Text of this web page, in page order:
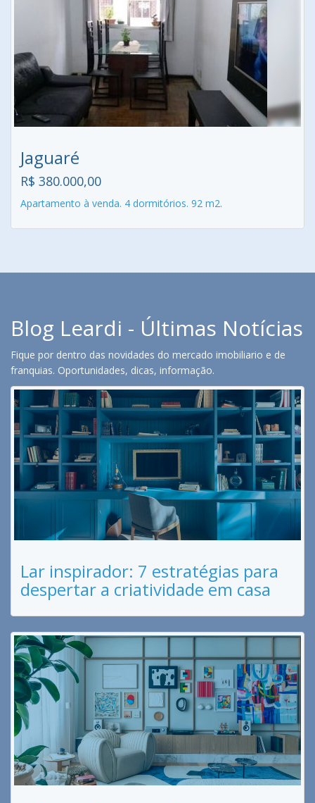
Jaguaré
R$ 380.000,00
Apartamento à venda. 4 dormitórios. 92 m2.
Blog Leardi - Últimas Notícias
Fique por dentro das novidades do mercado imobiliario e de
franquias. Oportunidades, dicas, informação.
Lar inspirador: 7 estratégias para
despertar a criatividade em casa